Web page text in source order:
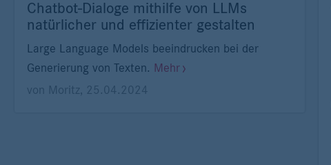
Chatbot-Dialoge mithilfe von LLMs
natürlicher und effizienter gestalten
Large Language Models beeindrucken bei der
Generierung von Texten. Mehr
von Moritz, 25.04.2024